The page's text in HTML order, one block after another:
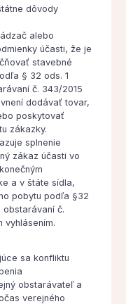
dôvody
alebo
účasti, že je
stavebné
§ 32 ods. 1
č. 343/2015
dodávať tovar,
poskytovať
zákazky.
splnenie
zákaz účasti vo
a v štáte sídla,
pobytu podľa §32
obstarávaní č.
vyhlásením.
sa konfliktu
obstarávateľ a
verejného